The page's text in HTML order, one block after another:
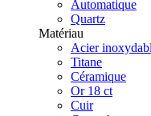
Automatique
Quartz
Matériau
Acier
Titane
Céramique
Or 18 ct
Cuir